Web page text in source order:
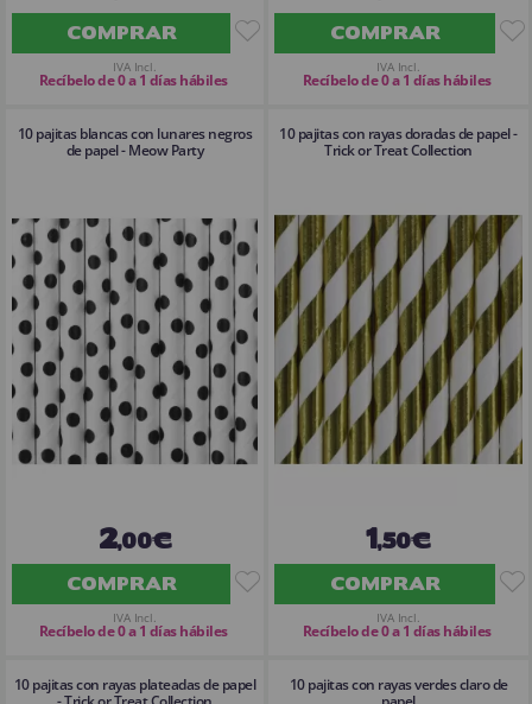
COMPRAR
IVA Incl.
Recíbelo de 0 a 1 días hábiles
COMPRAR
IVA Incl.
Recíbelo de 0 a 1 días hábiles
10 pajitas blancas con lunares negros
de papel - Meow Party
2,00€
COMPRAR
IVA Incl.
Recíbelo de 0 a 1 días hábiles
10 pajitas con rayas doradas de papel -
Trick or Treat Collection
1,50€
COMPRAR
IVA Incl.
Recíbelo de 0 a 1 días hábiles
10 pajitas con rayas plateadas de papel
10 pajitas con rayas verdes claro de